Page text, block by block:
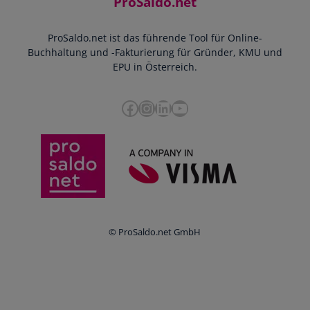
Presse
Datenschutz
Bankdatenimport
Zusammenarbeit mit Steuerberater
e-Rechnung an den Bund
Blog
Ratgeber
Newsletter
ProSaldo.net ist das führende Tool für Online-
Buchhaltung und -Fakturierung für Gründer, KMU und
EPU in Österreich.
Facebook InstagramLinkedIn YouTube
© ProSaldo.net GmbH